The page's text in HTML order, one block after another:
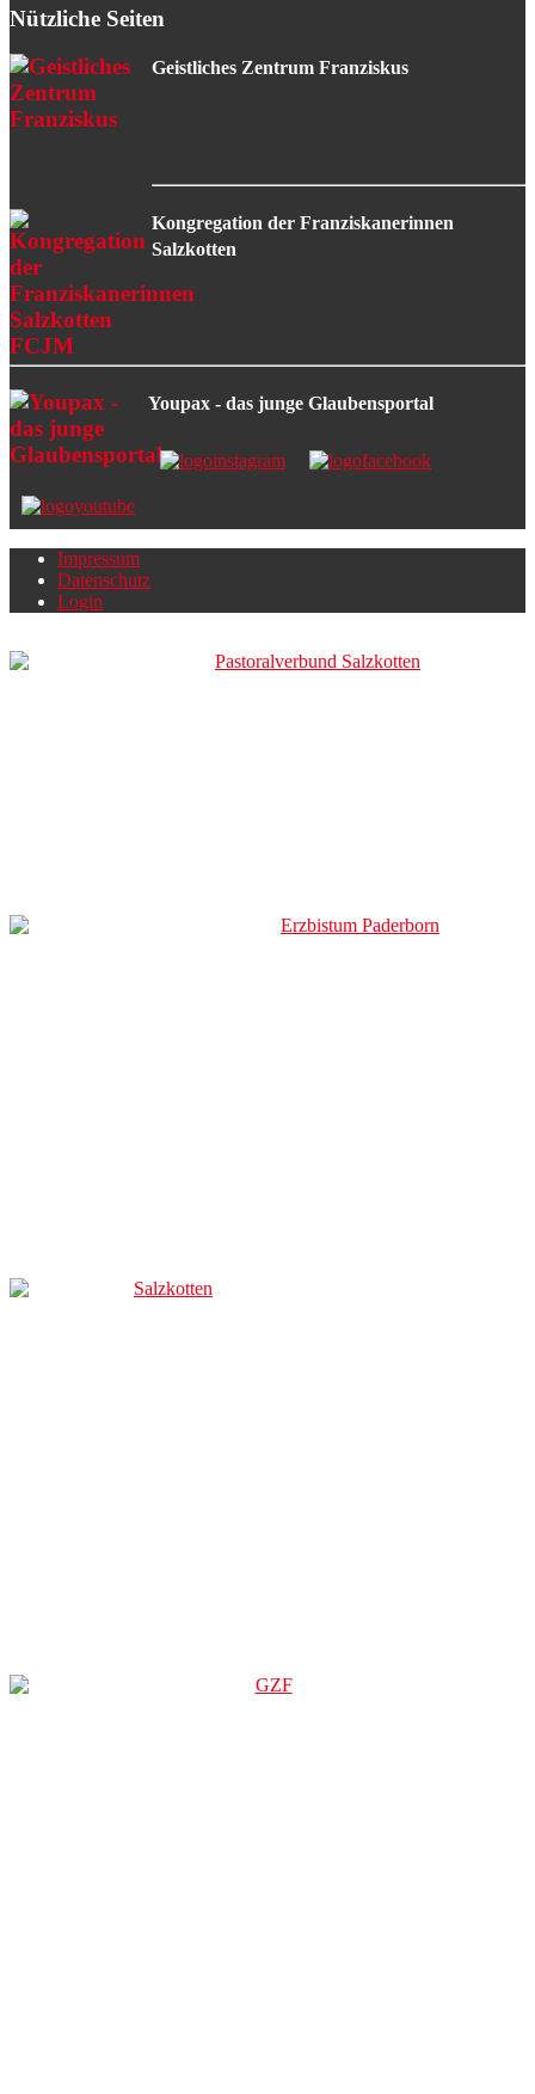
Nützliche Seiten
Geistliches Zentrum Franziskus
Kongregation der Franziskanerinnen
Salzkotten
Youpax - das junge Glaubensportal
Impressum
Datenschutz
Login